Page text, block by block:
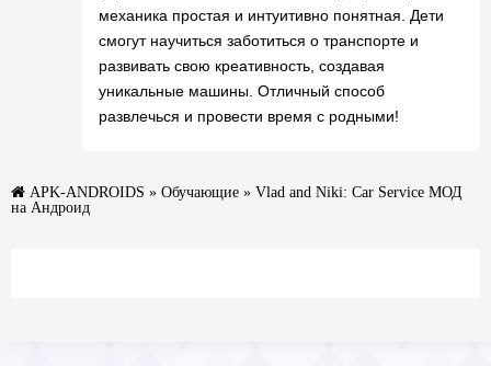
механика простая и интуитивно понятная. Дети
смогут научиться заботиться о транспорте и
развивать свою креативность, создавая
уникальные машины. Отличный способ
развлечься и провести время с родными!
APK-ANDROIDS » Обучающие » Vlad and Niki: Car Service МОД
на Андроид